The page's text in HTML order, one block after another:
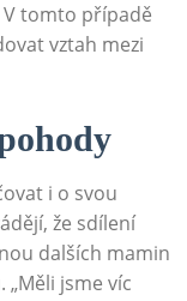
V tomto případě
vztah mezi
i o svou
že sdílení
dalších mamin
jsme víc